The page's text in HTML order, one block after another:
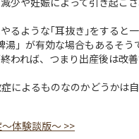
るような｢耳抜き｣をすると
」が有効な場合もあるそう
われば、つまり出産後は改
によるものなのかどうかは
体験談版～ >>